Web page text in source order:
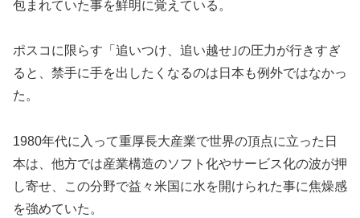
包まれていた事を鮮明に覚えている。
ポスコに限らす「追いつけ、追い越せ｣の圧力が行きすぎ
ると、禁手に手を出したくなるのは日本も例外ではなかっ
た。
1980年代に入って重厚長大産業で世界の頂点に立った日
本は、他方では産業構造のソフト化やサービス化の波が押
し寄せ、この分野で益々米国に水を開けられた事に焦燥感
を強めていた。